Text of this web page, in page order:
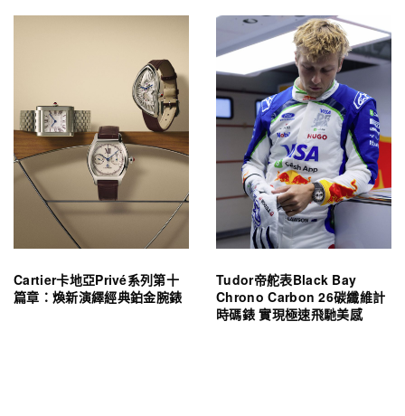
Cartier卡地亞Privé系列第十
篇章：煥新演繹經典鉑金腕錶
Tudor帝舵表Black Bay
Chrono Carbon 26碳纖維計
時碼錶 實現極速飛馳美感